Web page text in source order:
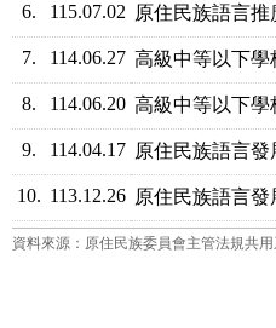
6. 115.07.02 原住民族語言
7. 114.06.27 高級中等以下
8. 114.06.20 高級中等以下
9. 114.04.17 原住民族語言
10. 113.12.26 原住民族語言
資料來源：原住民族委員會主管法規共